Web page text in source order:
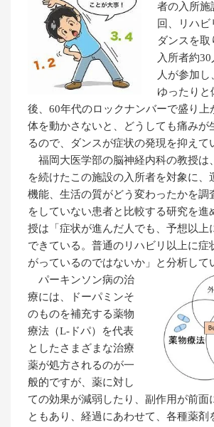
者の入所施
回、リハビ
ダンスを取
入所者約
人が参加
ゆったりと
後、60年代のロックナンバーで盛り上
体を動かさないと、どうしても痛みが
るので、ダンスが症状の発現を抑えて
福岡大医学部の脳神経内科の教授は
を続けたこの施設の入所者を対象に、
機能、生活の質がどう変わったかを調
をしていない患者と比較する研究を進
授は「症状が進んだ人でも、予想以上
できている。普通のリハビリ以上に症
がっているのではないか」と分析して
パーキンソン病の治
療には、ドーパミンそ
のものを補充する薬物
療法（L-ドパ）を代表
としたさまざまな治療
薬が処方されるのが一
般的ですが、薬に対し
ての効果が減弱したり、副作用が前面
ともあり、経過にあわせて、各種薬剤